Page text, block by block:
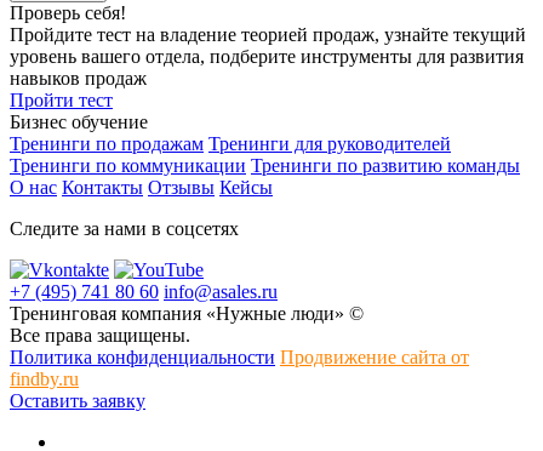
Проверь себя!
Пройдите тест на владение теорией продаж, узнайте текущий
уровень вашего отдела, подберите инструменты для развития
навыков продаж
Пройти тест
Бизнес обучение
Тренинги по продажам Тренинги для руководителей
Тренинги по коммуникации Тренинги по развитию команды
О нас Контакты Отзывы Кейсы
Следите за нами в соцсетях
+7 (495) 741 80 60 info@asales.ru
Тренинговая компания «Нужные люди» ©
Все права защищены.
Политика конфиденциальности Продвижение сайта от
findby.ru
Оставить заявку